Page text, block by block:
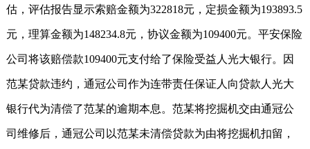
估，评估报告显示索赔金额为322818元，定损金额为193893.5
元，理算金额为148234.8元，协议金额为109400元。平安保险
公司将该赔偿款109400元支付给了保险受益人光大银行。因
范某贷款违约，通冠公司作为连带责任保证人向贷款人光大
银行代为清偿了范某的逾期本息。范某将挖掘机交由通冠公
司维修后，通冠公司以范某未清偿贷款为由将挖掘机扣留，